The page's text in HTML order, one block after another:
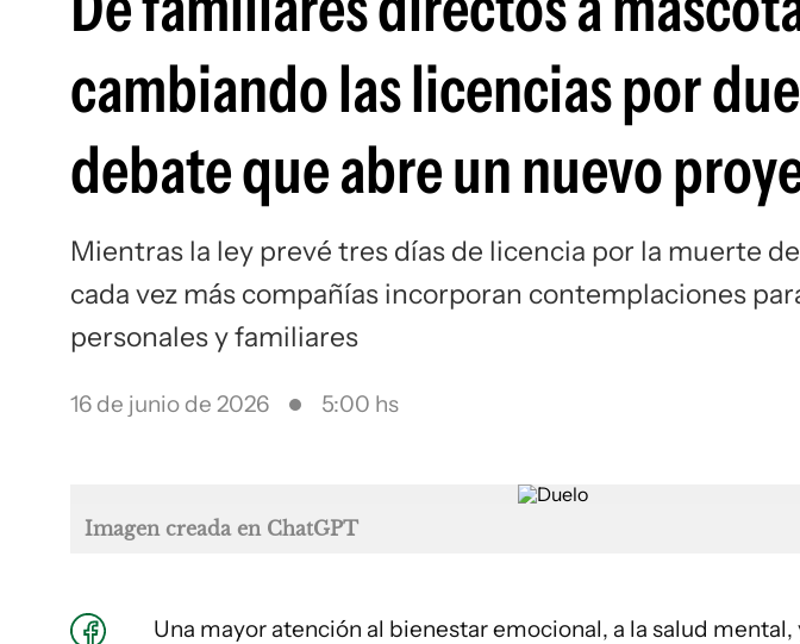
cambiando las licencias por
debate que abre un nuevo
Mientras la ley prevé tres días de licencia por la muerte
cada vez más compañías incorporan contemplaciones
personales y familiares
16 de junio de 2026 5:00 hs
Imagen creada en ChatGPT
Una mayor atención al bienestar emocional, a la salud